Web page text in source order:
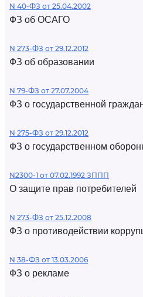
N 40-ФЗ от 25.04.2002
ФЗ об ОСАГО
N 273-ФЗ от 29.12.2012
ФЗ об образовании
N 79-ФЗ от 27.07.2004
ФЗ о государственной
N 275-ФЗ от 29.12.2012
ФЗ о государственном
N2300-1 от 07.02.1992 ЗППП
О защите прав потребителей
N 273-ФЗ от 25.12.2008
ФЗ о противодействии
N 38-ФЗ от 13.03.2006
ФЗ о рекламе